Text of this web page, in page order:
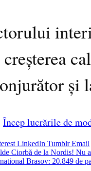
și
Încep lucrările de
LinkedIn Tumblr Email
Ciorbă de la Nordis! Nu
Brasov: 20.849 de